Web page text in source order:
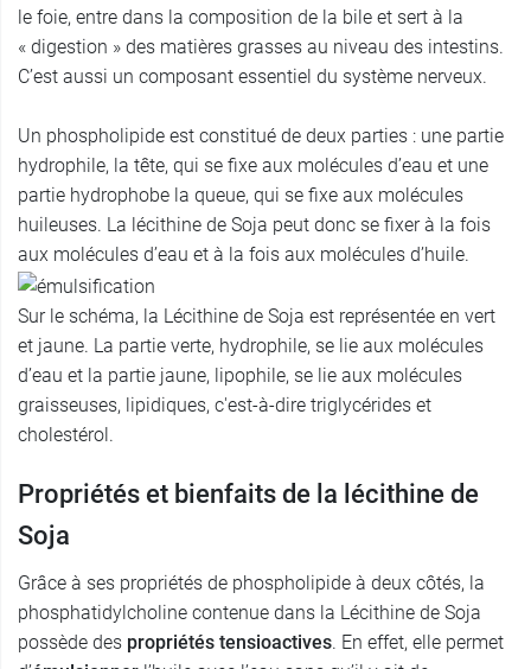
le foie, entre dans la composition de la bile et sert à la
« digestion » des matières grasses au niveau des intestins.
C’est aussi un composant essentiel du système nerveux.
Un phospholipide est constitué de deux parties : une partie
hydrophile, la tête, qui se fixe aux molécules d’eau et une
partie hydrophobe la queue, qui se fixe aux molécules
huileuses. La lécithine de Soja peut donc se fixer à la fois
aux molécules d’eau et à la fois aux molécules d’huile.
Sur le schéma, la Lécithine de Soja est représentée en vert
et jaune. La partie verte, hydrophile, se lie aux molécules
d’eau et la partie jaune, lipophile, se lie aux molécules
graisseuses, lipidiques, c'est-à-dire triglycérides et
cholestérol.
Propriétés et bienfaits de la lécithine de
Soja
Grâce à ses propriétés de phospholipide à deux côtés, la
phosphatidylcholine contenue dans la Lécithine de Soja
possède des propriétés tensioactives. En effet, elle permet